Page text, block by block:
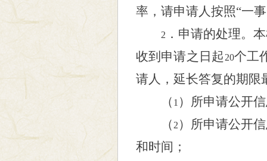
率，请申请人按照“一
2 ．申请的处理。
收到申请之日起 20个工
请人，延长答复的期限
（ 1 ）所申请公开
（2 ）所申请公开
和时间；